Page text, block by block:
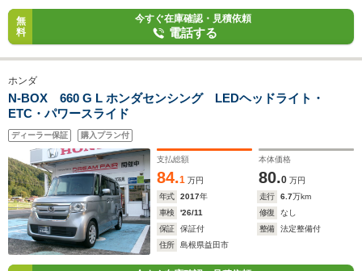
無
料
今すぐ在庫確認・見積依頼
電話する
ホンダ
N-BOX 660 G L ホンダセンシング LEDヘッドライト・
ETC・パワースライド
ディーラー保証 購入プラン付
支払総額
84.1 万円
本体価格
80.0 万円
年式
2017年 走行 6.7万km
車検
'26/11 修復
なし
保証
保証付 整備
法定整備付
住所
島根県益田市